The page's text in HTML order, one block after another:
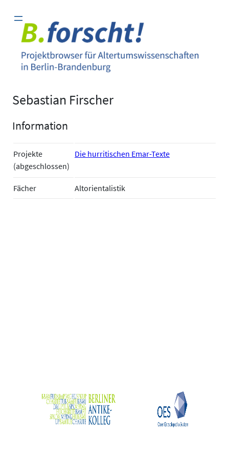
Inhalt
springen
Sebastian Firscher
Information
Projekte
(abgeschlossen)
Die hurritischen Emar-Texte
Fächer Altorientalistik